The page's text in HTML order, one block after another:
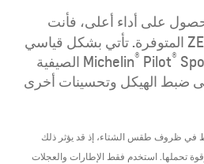
على أداء أعلى، فأنت
بحاجة إلى باقة الأداء ZER المتوفرة. تأتي بشكل قياسي
® Pilot®
Sport 4 S ZP الصيفية
إلى ضبط الهيكل وتحسينات أخرى
في ظروف طقس الشتاء، إذ قد يؤثر ذلك
تحملها. استخدم فقط الإطارات والعجلات